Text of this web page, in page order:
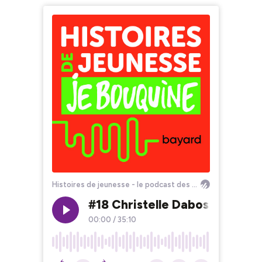
Histoires de jeunesse - le podcast des écrivains pour la jeunesse
#18 Christelle Dabos -
00:00 / 35:10